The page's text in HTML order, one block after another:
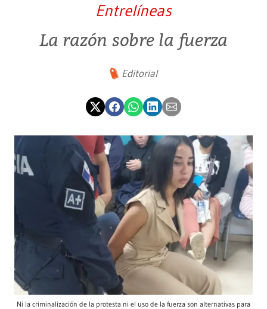
Entrelíneas
La razón sobre la fuerza
Editorial
Ni la criminalización de la protesta ni el uso de la fuerza son alternativas para